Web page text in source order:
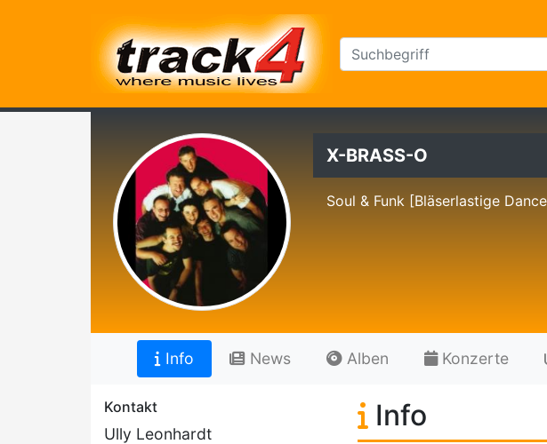
X-BRASS-O
Soul & Funk [Bläserlastige
Info News Alben Konzerte
Kontakt
Ully Leonhardt
Info